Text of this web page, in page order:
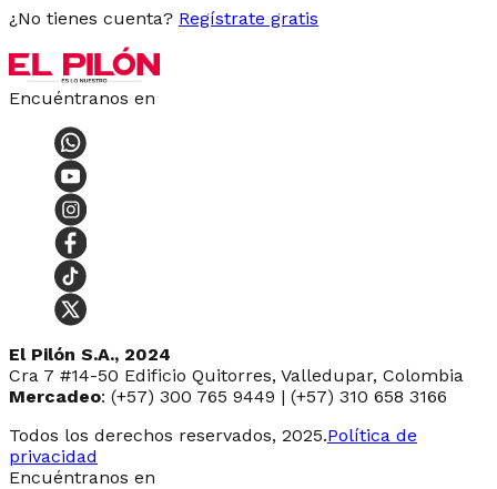
¿No tienes cuenta? Regístrate gratis
Encuéntranos en
El Pilón S.A., 2024
Cra 7 #14-50 Edificio Quitorres, Valledupar, Colombia
Mercadeo: (+57) 300 765 9449 | (+57) 310 658 3166
Todos los derechos reservados, 2025.Política de
privacidad
Encuéntranos en